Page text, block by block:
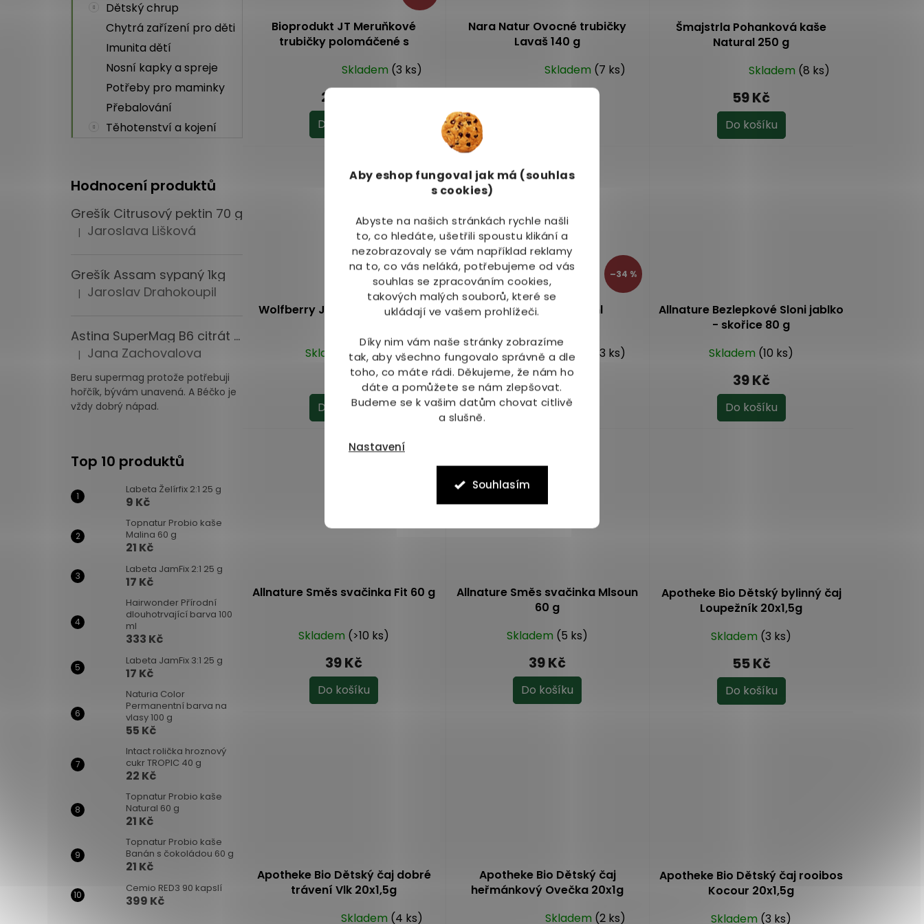
Aby eshop fungoval jak má (souhlas
s cookies)
Abyste na našich stránkách rychle našli
to, co hledáte, ušetřili spoustu klikání a
nezobrazovaly se vám například reklamy
na to, co vás neláká, potřebujeme od vás
souhlas se zpracováním cookies,
takových malých souborů, které se
ukládají ve vašem prohlížeči.
Díky nim vám naše stránky zobrazíme
tak, aby všechno fungovalo správně a dle
toho, co máte rádi. Děkujeme, že nám ho
dáte a pomůžete se nám zlepšovat.
Budeme se k vašim datům chovat citlivě
a slušně.
Nastavení
Souhlasím
Dětský chrup
Chytrá zařízení pro děti
Imunita dětí
Nosní kapky a spreje
Potřeby pro maminky
Přebalování
Těhotenství a kojení
Hodnocení produktů
Grešík Citrusový pektin 70 g
Hodnocení produktu je 5 z 5 hvězdiček.
| Jaroslava Lišková
Grešík Assam sypaný 1kg
Hodnocení produktu je 5 z 5 hvězdiček.
| Jaroslav Drahokoupil
Astina SuperMag B6 citrát 60 tbl.
Hodnocení produktu je 5 z 5 hvězdiček.
| Jana Zachovalova
Beru supermag protože potřebuji
hořčík, bývám unavená. A Béčko je
vždy dobrý nápad.
Top 10 produktů
Labeta Želírfix 2:1 25 g
9 Kč
Topnatur Probio kaše
Malina 60 g
21 Kč
Labeta JamFix 2:1 25 g
17 Kč
Hairwonder Přírodní
dlouhotrvající barva 100
ml
333 Kč
Labeta JamFix 3:1 25 g
17 Kč
Naturia Color
Permanentní barva na
vlasy 100 g
55 Kč
Intact rolička hroznový
cukr TROPIC 40 g
22 Kč
Topnatur Probio kaše
Natural 60 g
21 Kč
Topnatur Probio kaše
Banán s čokoládou 60 g
21 Kč
Cemio RED3 90 kapslí
399 Kč
Bioprodukt JT Meruňkové
trubičky polomáčené s
Skladem (3 ks)
299 Kč
Do košíku
Nara Natur Ovocné trubičky
Lavaš 140 g
hodnocení
je
4,9
z
hvězdiček.
Skladem (7 ks)
Šmajstrla Pohanková kaše
Natural 250 g
Skladem (8 ks)
59 Kč
Do košíku
–9 %
Wolfberry Jáhlová kaše 500 g
Skladem(1 ks)
79 Kč
Do košíku
–34 %
Akuna PINKY 480 ml
Průměrné
hodnocení
produktu
je
5,0
Skladem (3 ks)
739 Kč
Do košíku
Allnature Bezlepkové Sloni jablko
- skořice 80 g
Skladem (10 ks)
39 Kč
Do košíku
Allnature Směs svačinka Fit 60 g
Skladem (>10 ks)
39 Kč
Do košíku
Allnature Směs svačinka Mlsoun
60 g
Skladem (5 ks)
39 Kč
Do košíku
Apotheke Bio Dětský bylinný čaj
Loupežník 20x1,5g
Skladem (3 ks)
55 Kč
Do košíku
Apotheke Bio Dětský čaj dobré
trávení Vlk 20x1,5g
Skladem (4 ks)
Apotheke Bio Dětský čaj
heřmánkový Ovečka 20x1g
Skladem (2 ks)
Apotheke Bio Dětský čaj rooibos
Kocour 20x1,5g
Skladem (3 ks)